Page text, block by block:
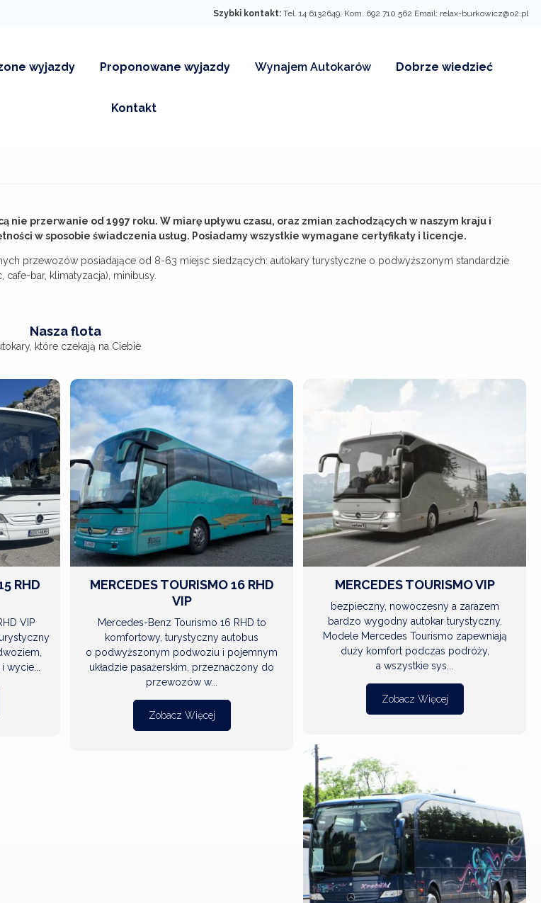
Szybki kontakt: Tel. 14 6132649, Kom. 692 710 562 Email: relax-burkowicz@o2.pl
wyjazdy Proponowane wyjazdy
Potwierdzone wyjazdy
Oferta dla Firm
Propozycje wycieczek
dla grup
WSZYSTKIE
Wynajem Autokarów Dobrze wiedzieć
Kontakt
nie przerwanie od 1997 roku. W miarę upływu czasu, oraz zmian zachodzących w naszym kraju i
w sposobie świadczenia usług. Posiadamy wszystkie wymagane certyfikaty i licencje.
przewozów posiadające od 8-63 miejsc siedzących: autokary turystyczne o podwyższonym standardzie
cafe-bar, klimatyzacja), minibusy.
Nasza flota
które czekają na Ciebie
RHD
VIP
wycie...
ZOBACZ
WIĘCEJ
MERCEDES TOURISMO 16 RHD
VIP
Mercedes-Benz Tourismo 16 RHD to
komfortowy, turystyczny autobus
o podwyższonym podwoziu i pojemnym
układzie pasażerskim, przeznaczony do
przewozów w...
Zobacz Więcej
WIĘCEJ
MERCEDES TOURISMO VIP
bezpieczny, nowoczesny a zarazem
bardzo wygodny autokar turystyczny.
Modele Mercedes Tourismo zapewniają
duży komfort podczas podróży,
a wszystkie sys...
Zobacz Więcej
ZOBACZ
WIĘCEJ